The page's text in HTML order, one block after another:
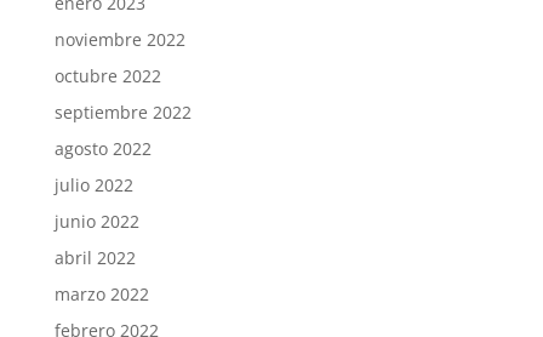
noviembre 2022
octubre 2022
septiembre 2022
agosto 2022
julio 2022
junio 2022
abril 2022
marzo 2022
febrero 2022